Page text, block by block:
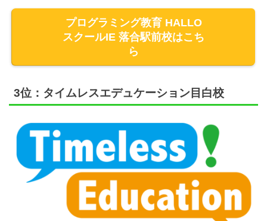
プログラミング教育 HALLO
スクールIE 落合駅前校はこち
ら
3位：タイムレスエデュケーション目白校